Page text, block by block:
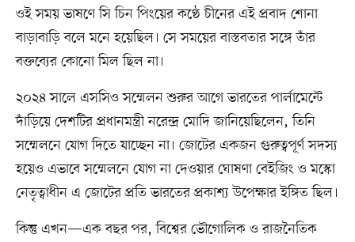
ওই সময় ভাষণে সি চিন পিংয়ের কণ্ঠে চীনের এই প্রবাদ শোনা
বাড়াবাড়ি বলে মনে হয়েছিল। সে সময়ের বাস্তবতার সঙ্গে তাঁর
বক্তব্যের কোনো মিল ছিল না।
২০২৪ সালে এসসিও সম্মেলন শুরুর আগে ভারতের পার্লামেন্টে
দাঁড়িয়ে দেশটির প্রধানমন্ত্রী নরেন্দ্র মোদি জানিয়েছিলেন, তিনি
সম্মেলনে যোগ দিতে যাচ্ছেন না। জোটের একজন গুরুত্বপূর্ণ সদস্য
হয়েও এভাবে সম্মেলনে যোগ না দেওয়ার ঘোষণা বেইজিং ও মস্কো
নেতৃত্বাধীন এ জোটের প্রতি ভারতের প্রকাশ্য উপেক্ষার ইঙ্গিত ছিল।
কিন্তু এখন—এক বছর পর, বিশ্বের ভৌগোলিক ও রাজনৈতিক